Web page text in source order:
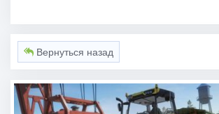
Вернуться назад